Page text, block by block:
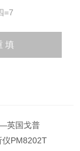
=7
英国戈普
仪PM8202T